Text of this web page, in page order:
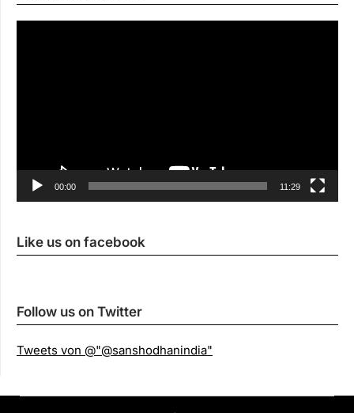
00:00 11:29
Like us on facebook
Follow us on Twitter
Tweets von @"@sanshodhanindia"